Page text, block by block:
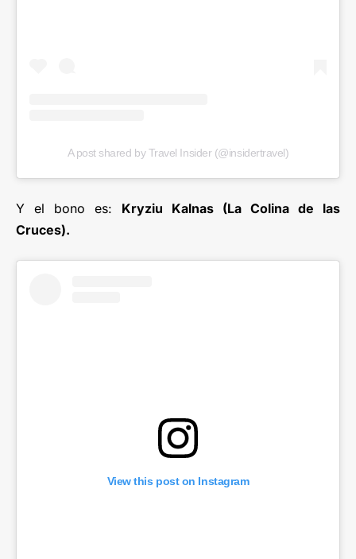
A post shared by Travel Insider (@insidertravel)
Y el bono es: Kryziu Kalnas (La Colina de las
Cruces).
View this post on Instagram